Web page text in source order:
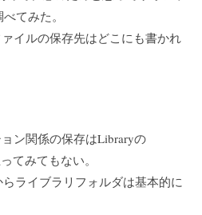
てみた。
イルの保存先はどこにも書かれ
ン関係の保存はLibraryの
てみてもない。
ライブラリフォルダは基本的に